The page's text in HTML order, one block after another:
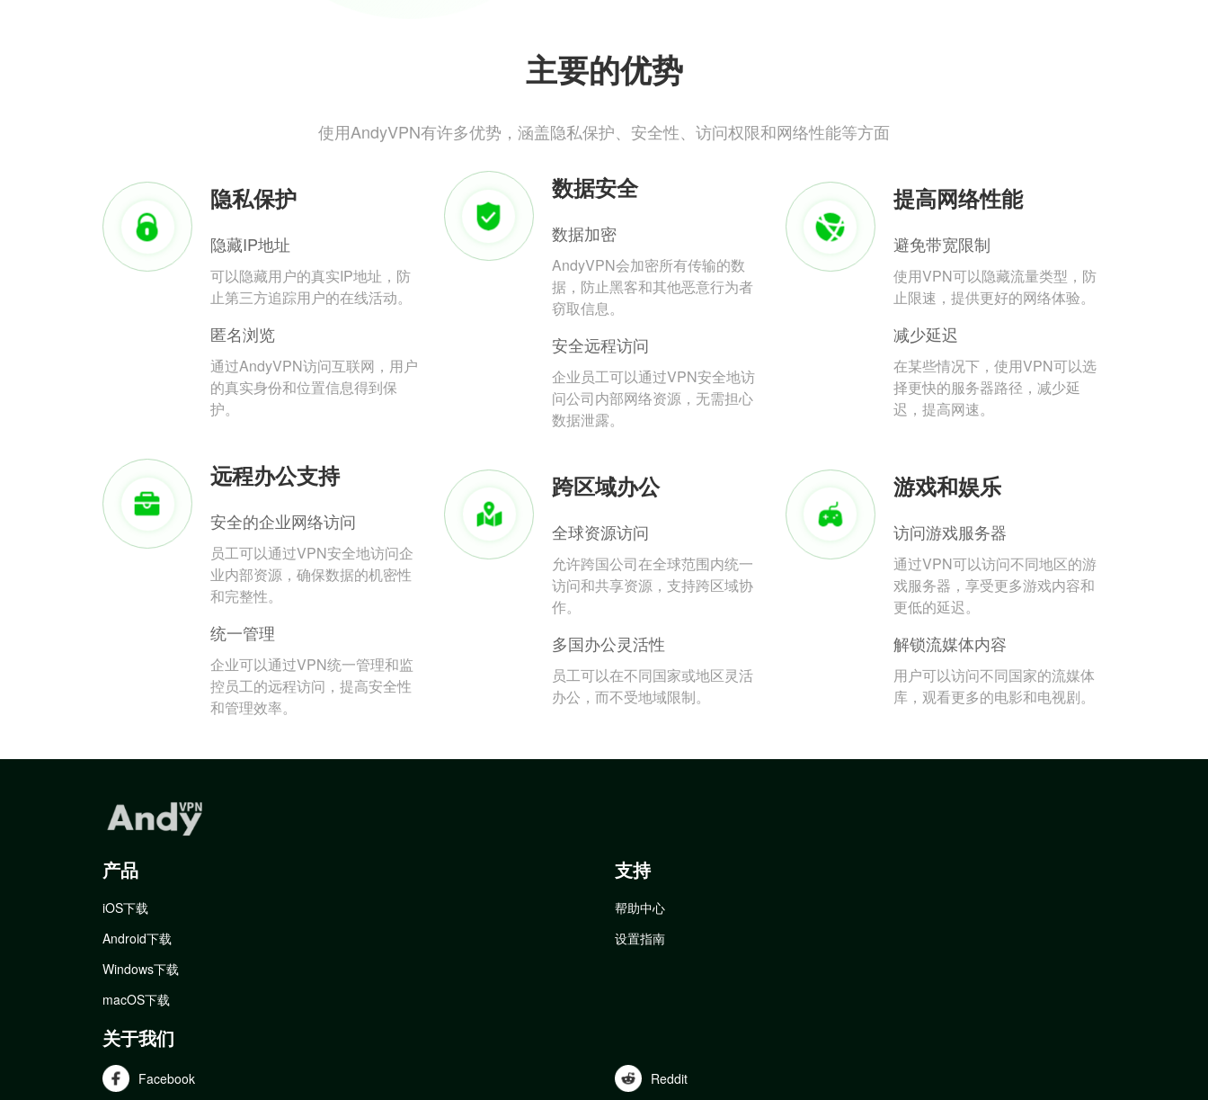
主要的优势
使用AndyVPN有许多优势，涵盖隐私保护、安全性、访问权限和网络性能等方面
隐私保护
隐藏IP地址
可以隐藏用户的真实IP地址，防
止第三方追踪用户的在线活动。
匿名浏览
通过AndyVPN访问互联网，用户
的真实身份和位置信息得到保
护。
数据安全
数据加密
AndyVPN会加密所有传输的数
据，防止黑客和其他恶意行为者
窃取信息。
安全远程访问
企业员工可以通过VPN安全地访
问公司内部网络资源，无需担心
数据泄露。
提高网络性能
避免带宽限制
使用VPN可以隐藏流量类型，防
止限速，提供更好的网络体验。
减少延迟
在某些情况下，使用VPN可以选
择更快的服务器路径，减少延
迟，提高网速。
远程办公支持
安全的企业网络访问
员工可以通过VPN安全地访问企
业内部资源，确保数据的机密性
和完整性。
统一管理
企业可以通过VPN统一管理和监
控员工的远程访问，提高安全性
和管理效率。
跨区域办公
全球资源访问
允许跨国公司在全球范围内统一
访问和共享资源，支持跨区域协
作。
多国办公灵活性
员工可以在不同国家或地区灵活
办公，而不受地域限制。
游戏和娱乐
访问游戏服务器
通过VPN可以访问不同地区的游
戏服务器，享受更多游戏内容和
更低的延迟。
解锁流媒体内容
用户可以访问不同国家的流媒体
库，观看更多的电影和电视剧。
产品
iOS下载
Android下载
Windows下载
macOS下载
支持
帮助中心
设置指南
关于我们
Facebook Reddit